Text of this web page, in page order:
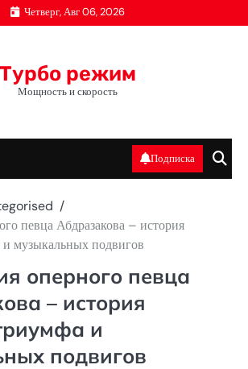
Четверг, Авг 06, 2026
Турбо режим
Мощность и скорость
Подписка
певца Абдразакова – история
музыкальных подвигов
оперного певца
– история
и
подвигов